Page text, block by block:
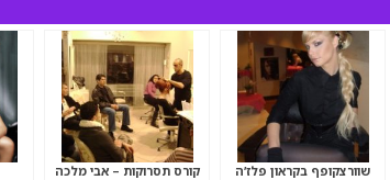
שוורצקופף בקראון פלז’ה
קורס תסרוקות – אבי מלכה